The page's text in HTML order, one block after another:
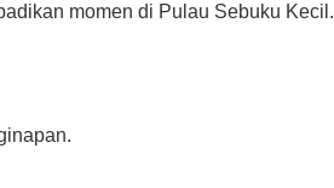
momen di Pulau Sebuku Kecil.